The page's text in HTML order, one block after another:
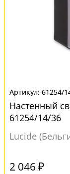
61254/
Настенный
61254/14/36
Lucide
2 046 ₽